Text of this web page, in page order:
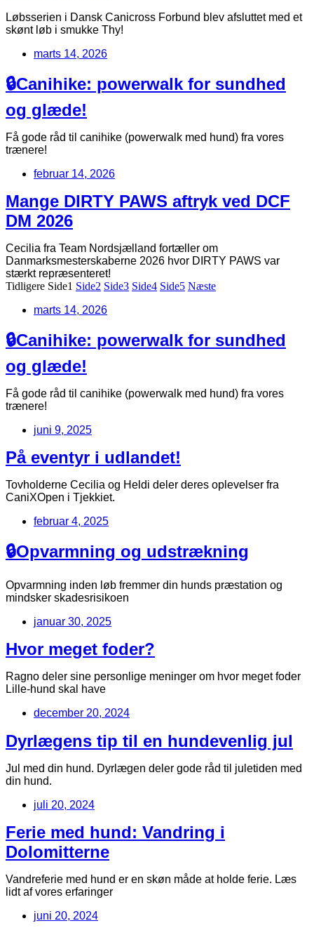
Løbsserien i Dansk Canicross Forbund blev afsluttet med et
skønt løb i smukke Thy!
marts 14, 2026
🔒Canihike: powerwalk for sundhed
og glæde!
Få gode råd til canihike (powerwalk med hund) fra vores
trænere!
februar 14, 2026
Mange DIRTY PAWS aftryk ved DCF
DM 2026
Cecilia fra Team Nordsjælland fortæller om
Danmarksmesterskaberne 2026 hvor DIRTY PAWS var
stærkt repræsenteret!
Tidligere Side1 Side2 Side3 Side4 Side5 Næste
marts 14, 2026
🔒Canihike: powerwalk for sundhed
og glæde!
Få gode råd til canihike (powerwalk med hund) fra vores
trænere!
juni 9, 2025
På eventyr i udlandet!
Tovholderne Cecilia og Heldi deler deres oplevelser fra
CaniXOpen i Tjekkiet.
februar 4, 2025
🔒Opvarmning og udstrækning
Opvarmning inden løb fremmer din hunds præstation og
mindsker skadesrisikoen
januar 30, 2025
Hvor meget foder?
Ragno deler sine personlige meninger om hvor meget foder
Lille-hund skal have
december 20, 2024
Dyrlægens tip til en hundevenlig jul
Jul med din hund. Dyrlægen deler gode råd til juletiden med
din hund.
juli 20, 2024
Ferie med hund: Vandring i
Dolomitterne
Vandreferie med hund er en skøn måde at holde ferie. Læs
lidt af vores erfaringer
juni 20, 2024